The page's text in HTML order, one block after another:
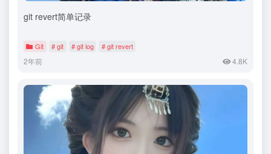
git revert简单记录
Git # git # git log # git revert
2年前 4.8K